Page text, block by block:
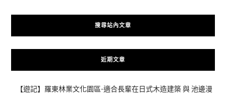
搜尋站內文章
近期文章
【遊記】羅東林業文化園區-適合長輩在日式木造建築 與 池邊漫